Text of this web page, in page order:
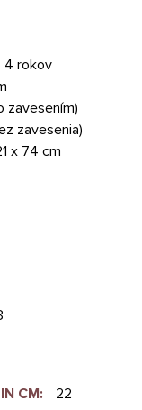
4 rokov
zavesením)
zavesenia)
x 74 cm
CM:
22